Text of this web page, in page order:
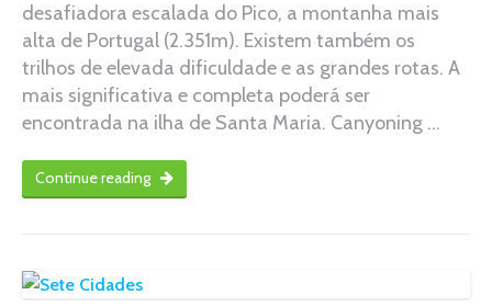
desafiadora escalada do Pico, a montanha mais
alta de Portugal (2.351m). Existem também os
trilhos de elevada dificuldade e as grandes rotas. A
mais significativa e completa poderá ser
encontrada na ilha de Santa Maria. Canyoning …
Continue reading